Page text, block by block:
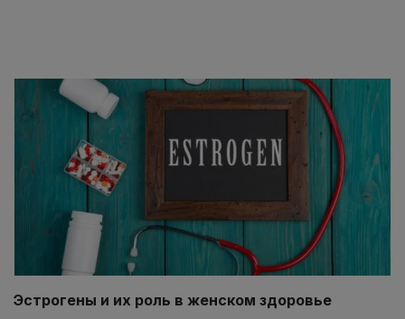
Эстрогены и их роль в женском здоровье